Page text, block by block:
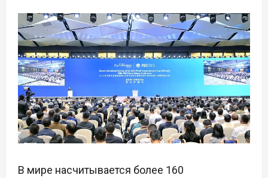
В мире насчитывается более 160